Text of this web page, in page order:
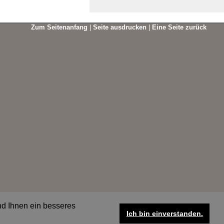
Ihnen ein besseres
Ich bin einverstanden.
Zum Seitenanfang Seite ausdrucken Eine Seite zurück